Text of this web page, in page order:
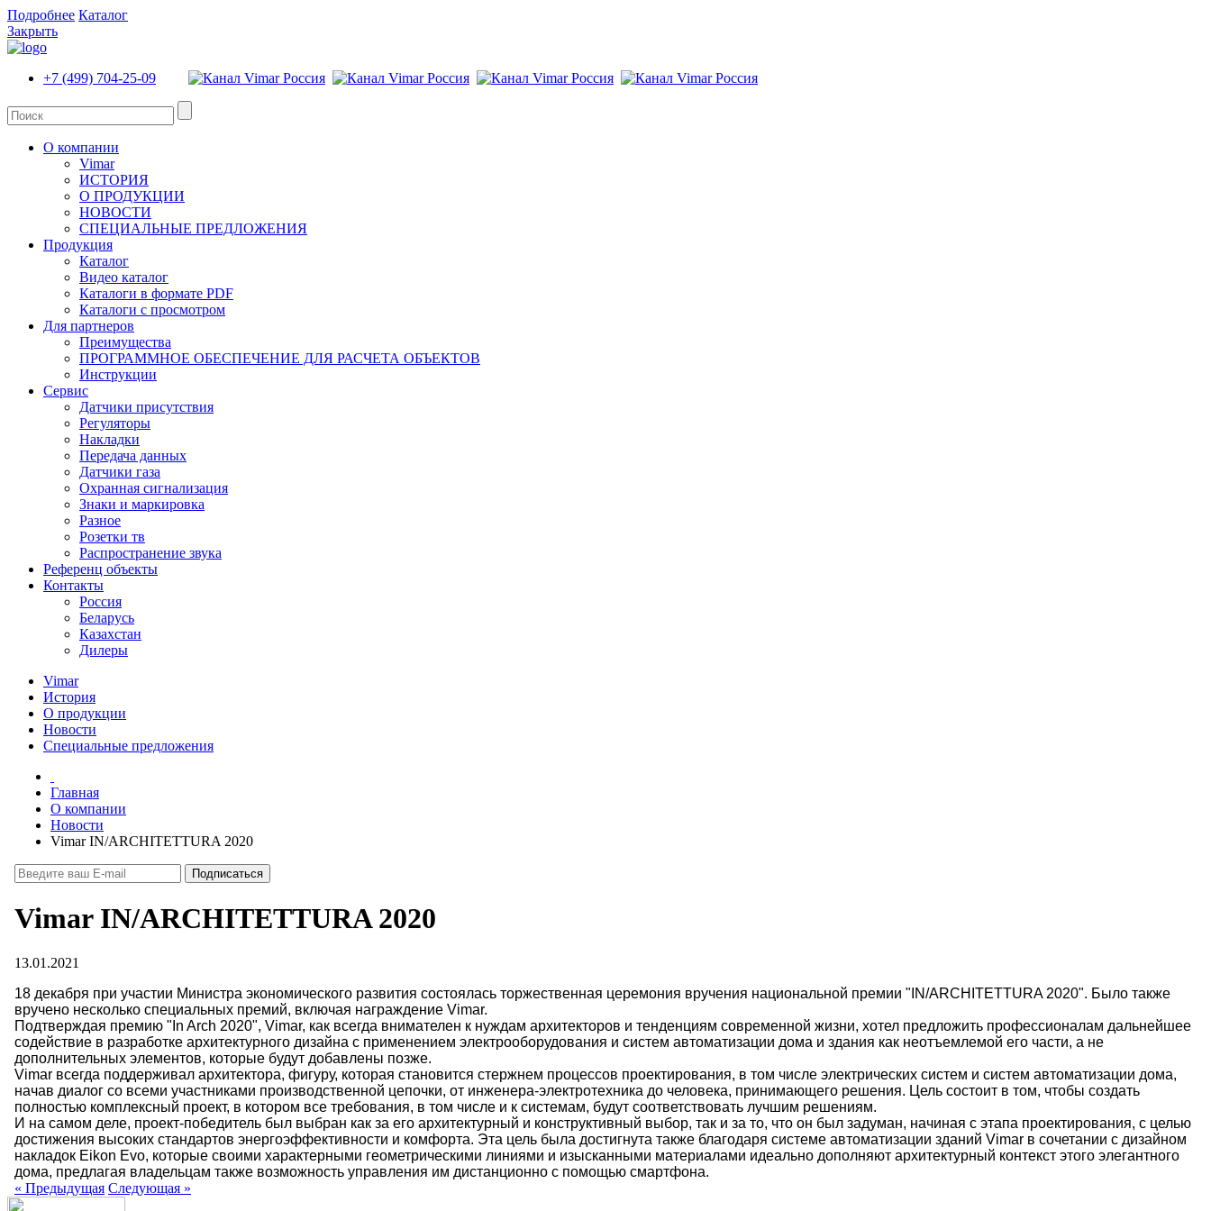
Подробнее Каталог
Закрыть
+7 (499) 704-25-09
О компании
Vimar
ИСТОРИЯ
О ПРОДУКЦИИ
НОВОСТИ
СПЕЦИАЛЬНЫЕ ПРЕДЛОЖЕНИЯ
Продукция
Каталог
Видео каталог
Каталоги в формате PDF
Каталоги с просмотром
Для партнеров
Преимущества
ПРОГРАММНОЕ ОБЕСПЕЧЕНИЕ ДЛЯ РАСЧЕТА ОБЪЕКТОВ
Инструкции
Сервис
Датчики присутствия
Регуляторы
Накладки
Передача данных
Датчики газа
Охранная сигнализация
Знаки и маркировка
Разное
Розетки тв
Распространение звука
Референц объекты
Контакты
Россия
Беларусь
Казахстан
Дилеры
Vimar
История
О продукции
Новости
Специальные предложения
Главная
О компании
Новости
Vimar IN/ARCHITETTURA 2020
Vimar IN/ARCHITETTURA 2020
13.01.2021
18 декабря при участии Министра экономического развития состоялась торжественная церемония вручения национальной премии "IN/ARCHITETTURA 2020". Было также
вручено несколько специальных премий, включая награждение Vimar.
Подтверждая премию "In Arch 2020", Vimar, как всегда внимателен к нуждам архитекторов и тенденциям современной жизни, хотел предложить профессионалам дальнейшее
содействие в разработке архитектурного дизайна с применением электрооборудования и систем автоматизации дома и здания как неотъемлемой его части, а не
дополнительных элементов, которые будут добавлены позже.
Vimar всегда поддерживал архитектора, фигуру, которая становится стержнем процессов проектирования, в том числе электрических систем и систем автоматизации дома,
начав диалог со всеми участниками производственной цепочки, от инженера-электротехника до человека, принимающего решения. Цель состоит в том, чтобы создать
полностью комплексный проект, в котором все требования, в том числе и к системам, будут соответствовать лучшим решениям.
И на самом деле, проект-победитель был выбран как за его архитектурный и конструктивный выбор, так и за то, что он был задуман, начиная с этапа проектирования, с целью
достижения высоких стандартов энергоэффективности и комфорта. Эта цель была достигнута также благодаря системе автоматизации зданий Vimar в сочетании с дизайном
накладок Eikon Evo, которые своими характерными геометрическими линиями и изысканными материалами идеально дополняют архитектурный контекст этого элегантного
дома, предлагая владельцам также возможность управления им дистанционно с помощью смартфона.
« Предыдущая Следующая »